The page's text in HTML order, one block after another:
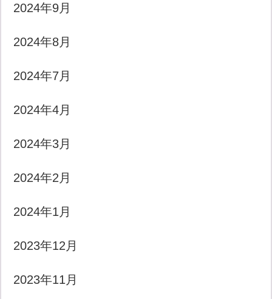
2024年9月
2024年8月
2024年7月
2024年4月
2024年3月
2024年2月
2024年1月
2023年12月
2023年11月